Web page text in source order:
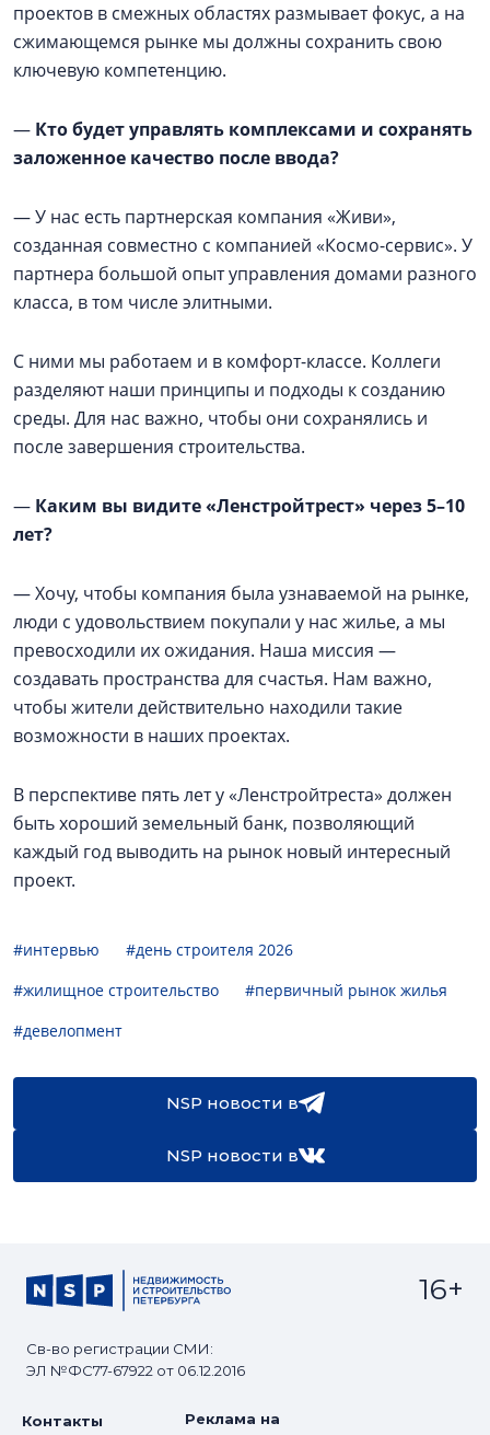
проектов в смежных областях размывает фокус, а на
сжимающемся рынке мы должны сохранить свою
ключевую компетенцию.
— Кто будет управлять комплексами и сохранять
заложенное качество после ввода?
— У нас есть партнерская компания «Живи»,
созданная совместно с компанией «Космо-сервис». У
партнера большой опыт управления домами разного
класса, в том числе элитными.
С ними мы работаем и в комфорт-классе. Коллеги
разделяют наши принципы и подходы к созданию
среды. Для нас важно, чтобы они сохранялись и
после завершения строительства.
— Каким вы видите «Ленстройтрест» через 5–10
лет?
— Хочу, чтобы компания была узнаваемой на рынке,
люди с удовольствием покупали у нас жилье, а мы
превосходили их ожидания. Наша миссия —
создавать пространства для счастья. Нам важно,
чтобы жители действительно находили такие
возможности в наших проектах.
В перспективе пять лет у «Ленстройтреста» должен
быть хороший земельный банк, позволяющий
каждый год выводить на рынок новый интересный
проект.
#интервью
#день строителя 2026
#жилищное строительство
#первичный рынок жилья
#девелопмент
NSP новости в
NSP новости в
Св-во регистрации СМИ:
ЭЛ №ФС77-67922 от 06.12.2016
16+
Контакты
Реклама на